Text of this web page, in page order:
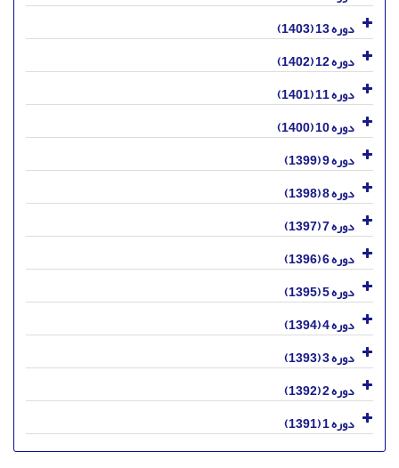
دوره 13 (1403)
دوره 12 (1402)
دوره 11 (1401)
دوره 10 (1400)
دوره 9 (1399)
دوره 8 (1398)
دوره 7 (1397)
دوره 6 (1396)
دوره 5 (1395)
دوره 4 (1394)
دوره 3 (1393)
دوره 2 (1392)
دوره 1 (1391)